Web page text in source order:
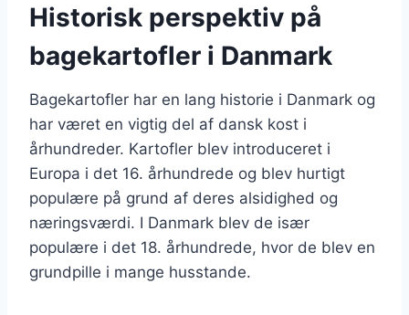
Historisk perspektiv på
bagekartofler i Danmark
Bagekartofler har en lang historie i Danmark og
har været en vigtig del af dansk kost i
århundreder. Kartofler blev introduceret i
Europa i det 16. århundrede og blev hurtigt
populære på grund af deres alsidighed og
næringsværdi. I Danmark blev de især
populære i det 18. århundrede, hvor de blev en
grundpille i mange husstande.